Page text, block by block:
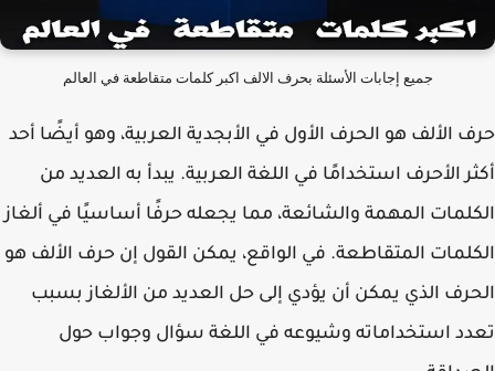
جميع إجابات الأسئلة بحرف الالف اكبر كلمات متقاطعة في العالم
الألف هو الحرف الأول في الأبجدية العربية، وهو أيضًا أحد
الأحرف استخدامًا في اللغة العربية. يبدأ به العديد من
المهمة والشائعة، مما يجعله حرفًا أساسيًا في ألغاز
المتقاطعة. في الواقع، يمكن القول إن حرف الألف هو
الذي يمكن أن يؤدي إلى حل العديد من الألغاز بسبب
استخداماته وشيوعه في اللغة سؤال وجواب حول